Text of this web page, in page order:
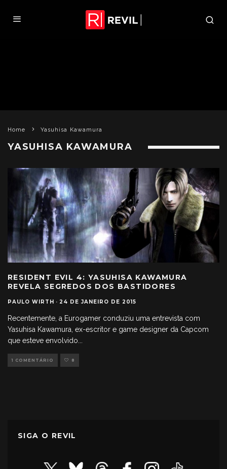
Home Yasuhisa Kawamura
YASUHISA KAWAMURA
RESIDENT EVIL 4: YASUHISA KAWAMURA
REVELA SEGREDOS DOS BASTIDORES
PAULO WIRTH · 24 DE JANEIRO DE 2015
Recentemente, a Eurogamer conduziu uma entrevista com
Yasuhisa Kawamura, ex-escritor e game designer da Capcom
que esteve envolvido
1 COMENTÁRIO 8
SIGA O REVIL